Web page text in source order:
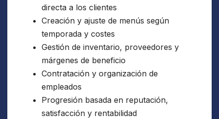
directa a los clientes
Creación y ajuste de menús según
temporada y costes
Gestión de inventario, proveedores y
márgenes de beneficio
Contratación y organización de
empleados
Progresión basada en reputación,
satisfacción y rentabilidad